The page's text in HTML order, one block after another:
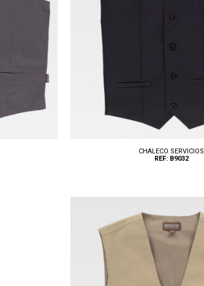
Tallas: S, M, L, XL, XXL
CHALECO SERVICIOS
REF: B9032